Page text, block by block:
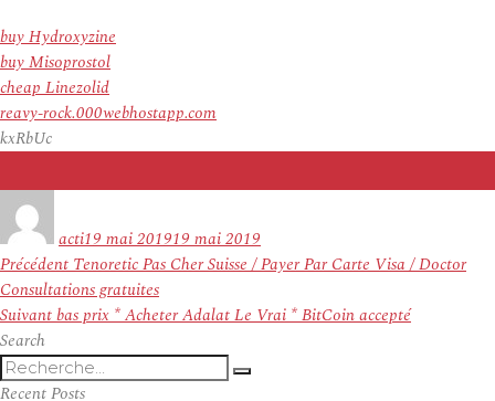
buy Hydroxyzine
buy Misoprostol
cheap Linezolid
reavy-rock.000webhostapp.com
kxRbUc
actile
19 mai 201919 mai 2019
Navigation
de
l’article
Précédent Article
précédent :
Tenoretic Pas Cher Suisse / Payer Par Carte Visa / Doctor
Consultations gratuites
SuivantArticle
bas prix * Acheter Adalat Le Vrai * BitCoin accepté
Search
Recherche
pour
Recherche
Recent Posts